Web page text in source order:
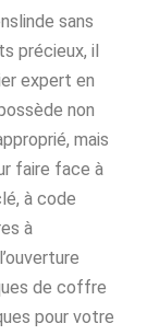
sans
précieux, il
expert en
non
mais
faire face à
à code
à
de coffre
pour votre